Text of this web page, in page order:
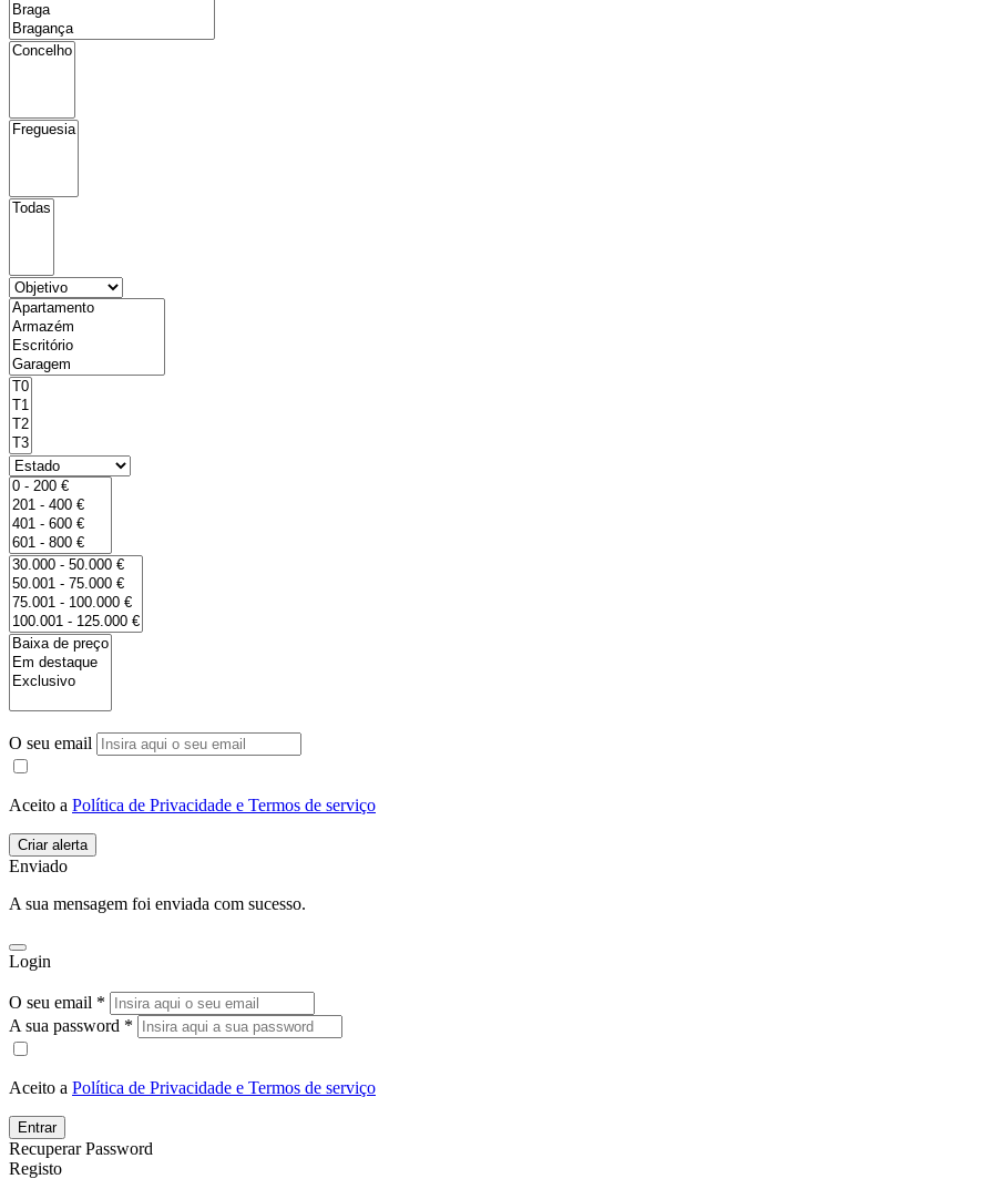
O seu email
Aceito a Política de Privacidade e Termos de serviço
Enviado
A sua mensagem foi enviada com sucesso.
Login
O seu email *
A sua password *
Aceito a Política de Privacidade e Termos de serviço
Entrar
Recuperar Password
Registo